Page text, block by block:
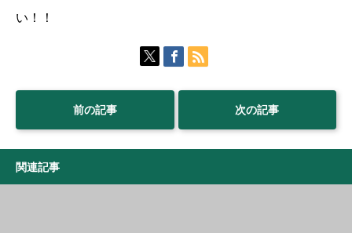
い！！
前の記事 次の記事
関連記事